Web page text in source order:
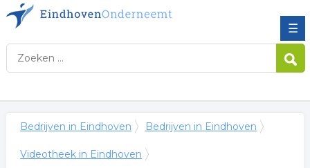
☰
Bedrijven in Eindhoven Bedrijven in Eindhoven
Videotheek in Eindhoven